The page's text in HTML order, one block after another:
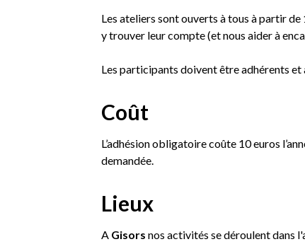
Les ateliers sont ouverts à tous à partir
y trouver leur compte (et nous aider à
Les participants doivent être adhérents
Coût
L’adhésion obligatoire coûte 10 euros
demandée.
Lieux
A Gisors nos activités se déroulent dans